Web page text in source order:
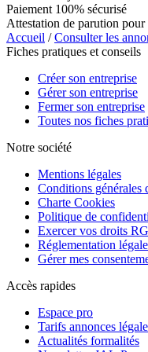
Paiement 100% sécurisé
Attestation de parution
Accueil /Consulter les
Fiches pratiques et conseils
Créer son entreprise
Gérer son entreprise
Fermer son entreprise
Toutes nos fiches
Notre société
Mentions légales
Conditions générales
Charte Cookies
Politique de
Exercer vos droits
Réglementation légale
Gérer mes
Accès rapides
Espace pro
Tarifs annonces
Actualités formalités